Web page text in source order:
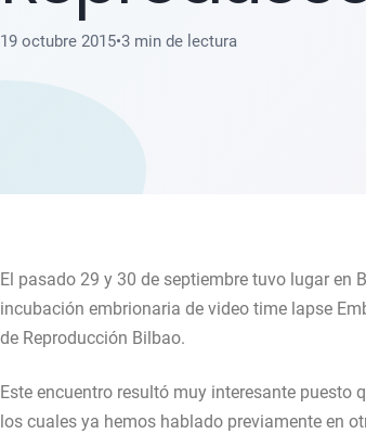
19 octubre 2015•3 min de lectura
El pasado 29 y 30 de septiembre tuvo lugar en
incubación embrionaria de video time lapse
de Reproducción Bilbao.
Este encuentro resultó muy interesante puesto
los cuales ya hemos hablado previamente en